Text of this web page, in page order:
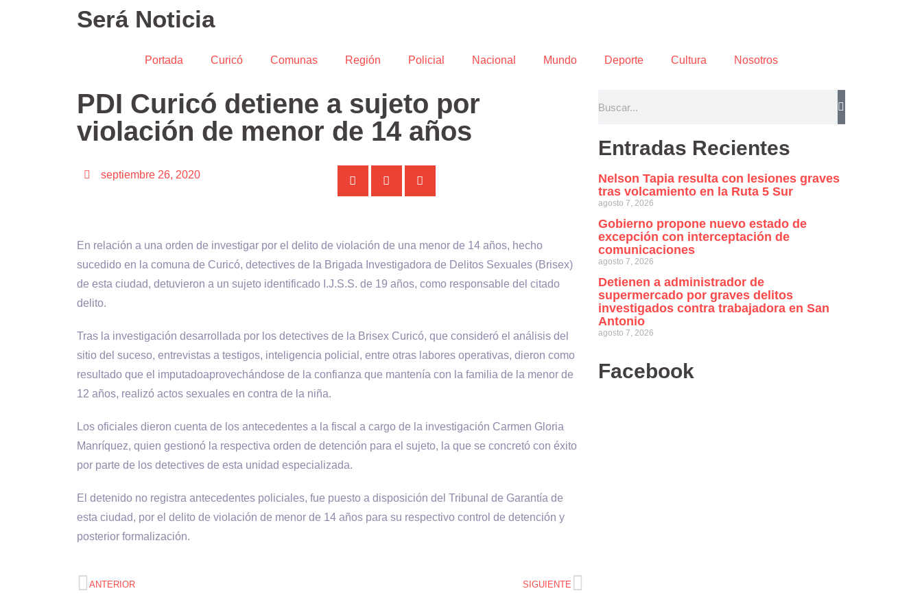
Será Noticia
Portada Curicó Comunas Región Policial Nacional Mundo Deporte Cultura Nosotros
PDI Curicó detiene a sujeto por
violación de menor de 14 años
septiembre 26, 2020
En relación a una orden de investigar por el delito de violación de una menor de 14 años, hecho
sucedido en la comuna de Curicó, detectives de la Brigada Investigadora de Delitos Sexuales (Brisex)
de esta ciudad, detuvieron a un sujeto identificado I.J.S.S. de 19 años, como responsable del citado
delito.
Tras la investigación desarrollada por los detectives de la Brisex Curicó, que consideró el análisis del
sitio del suceso, entrevistas a testigos, inteligencia policial, entre otras labores operativas, dieron como
resultado que el imputadoaprovechándose de la confianza que mantenía con la familia de la menor de
12 años, realizó actos sexuales en contra de la niña.
Los oficiales dieron cuenta de los antecedentes a la fiscal a cargo de la investigación Carmen Gloria
Manríquez, quien gestionó la respectiva orden de detención para el sujeto, la que se concretó con éxito
por parte de los detectives de esta unidad especializada.
El detenido no registra antecedentes policiales, fue puesto a disposición del Tribunal de Garantía de
esta ciudad, por el delito de violación de menor de 14 años para su respectivo control de detención y
posterior formalización.
ANTERIOR SIGUIENTE
Entradas Recientes
Nelson Tapia resulta con lesiones graves
tras volcamiento en la Ruta 5 Sur
agosto 7, 2026
Gobierno propone nuevo estado de
excepción con interceptación de
comunicaciones
agosto 7, 2026
Detienen a administrador de
supermercado por graves delitos
investigados contra trabajadora en San
Antonio
agosto 7, 2026
Facebook